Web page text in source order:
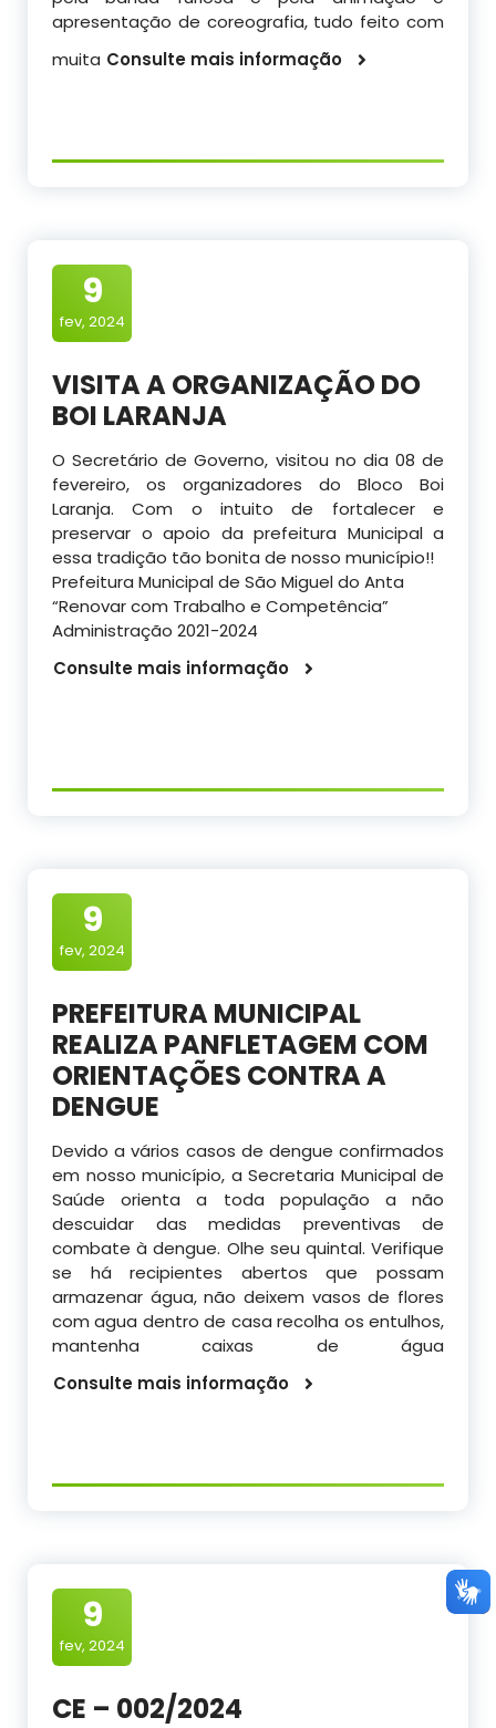
apresentação de coreografia, tudo feito com
muita Consulte mais informação
9
fev, 2024
VISITA A ORGANIZAÇÃO DO
BOI LARANJA
O Secretário de Governo, visitou no dia 08 de
fevereiro, os organizadores do Bloco Boi
Laranja. Com o intuito de fortalecer e
preservar o apoio da prefeitura Municipal a
essa tradição tão bonita de nosso município!!
Prefeitura Municipal de São Miguel do Anta
“Renovar com Trabalho e Competência”
Administração 2021-2024
Consulte mais informação
9
fev, 2024
PREFEITURA MUNICIPAL
REALIZA PANFLETAGEM COM
ORIENTAÇÕES CONTRA A
DENGUE
Devido a vários casos de dengue confirmados
em nosso município, a Secretaria Municipal de
Saúde orienta a toda população a não
descuidar das medidas preventivas de
combate à dengue. Olhe seu quintal. Verifique
se há recipientes abertos que possam
armazenar água, não deixem vasos de flores
com agua dentro de casa recolha os entulhos,
mantenha caixas de água
Consulte mais informação
9
fev, 2024
CE – 002/2024